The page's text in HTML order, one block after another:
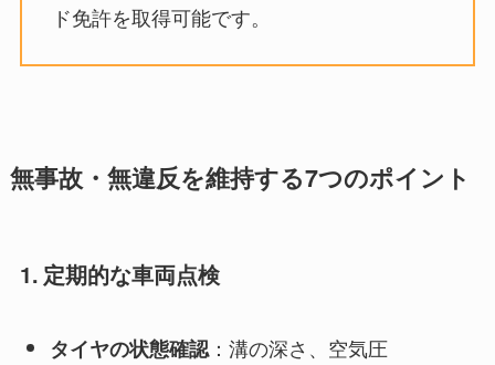
ド免許を取得可能です。
無事故・無違反を維持する7つのポイント
1. 定期的な車両点検
タイヤの状態確認：溝の深さ、空気圧